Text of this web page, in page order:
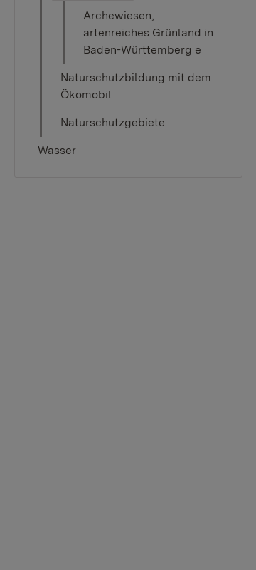
Archewiesen,
artenreiches Grünland in
Baden-Württemberg e
Naturschutzbildung mit dem
Ökomobil
Naturschutzgebiete
Wasser